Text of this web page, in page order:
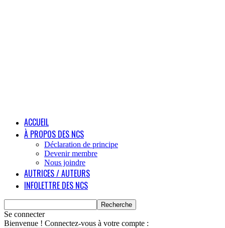
ACCUEIL
À PROPOS DES NCS
Déclaration de principe
Devenir membre
Nous joindre
AUTRICES / AUTEURS
INFOLETTRE DES NCS
Se connecter
Bienvenue ! Connectez-vous à votre compte :